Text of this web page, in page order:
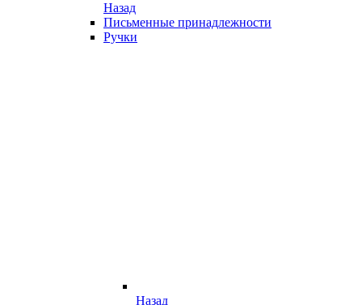
Назад
Письменные принадлежности
Ручки
Назад